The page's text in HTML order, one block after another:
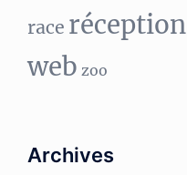
race réception
web zoo
Archives